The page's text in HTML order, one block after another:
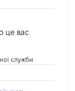
це вас
служби